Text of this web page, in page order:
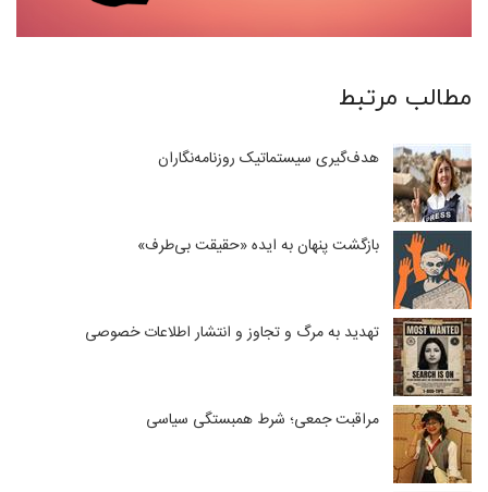
مطالب مرتبط
هدف‌گیری سیستماتیک روزنامه‌نگاران
بازگشت پنهان به ایده «حقیقت بی‌طرف»
تهدید به مرگ و تجاوز و انتشار اطلاعات خصوصی
مراقبت جمعی؛ شرط همبستگی سیاسی